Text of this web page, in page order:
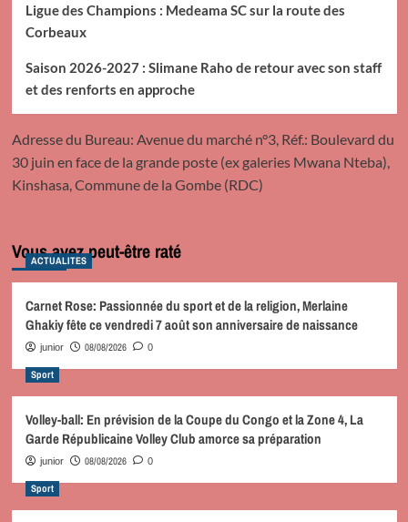
Ligue des Champions : Medeama SC sur la route des
Corbeaux
Saison 2026-2027 : Slimane Raho de retour avec son staff
et des renforts en approche
Adresse du Bureau: Avenue du marché n°3, Réf.: Boulevard du
30 juin en face de la grande poste (ex galeries Mwana Nteba),
Kinshasa, Commune de la Gombe (RDC)
Vous avez peut-être raté
ACTUALITES
Carnet Rose: Passionnée du sport et de la religion, Merlaine
Ghakiy fête ce vendredi 7 août son anniversaire de naissance
junior 08/08/2026 0
Sport
Volley-ball: En prévision de la Coupe du Congo et la Zone 4, La
Garde Républicaine Volley Club amorce sa préparation
junior 08/08/2026 0
Sport